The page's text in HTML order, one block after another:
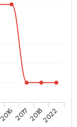
2016201720182022